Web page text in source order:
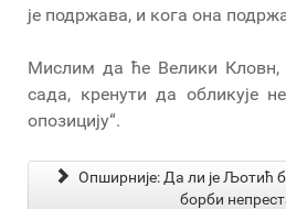
је подржава, и кога она
Мислим да ће Велики
сада, кренути да обликује
опозицију“.
Опширније: Да ли је Љотић
борби